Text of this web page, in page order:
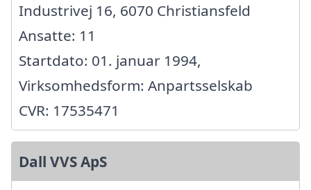
Industrivej 16, 6070 Christiansfeld
Ansatte: 11
Startdato: 01. januar 1994,
Virksomhedsform: Anpartsselskab
CVR: 17535471
Dall VVS ApS